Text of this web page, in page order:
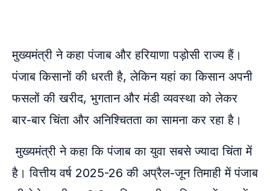
मुख्यमंत्री ने कहा पंजाब और हरियाणा पड़ोसी राज्य हैं।
पंजाब किसानों की धरती है, लेकिन यहां का किसान अपनी
फसलों की खरीद, भुगतान और मंडी व्यवस्था को लेकर
बार-बार चिंता और अनिश्चितता का सामना कर रहा है।
मुख्यमंत्री ने कहा कि पंजाब का युवा सबसे ज्यादा चिंता में
है। वित्तीय वर्ष 2025-26 की अप्रैल-जून तिमाही में पंजाब